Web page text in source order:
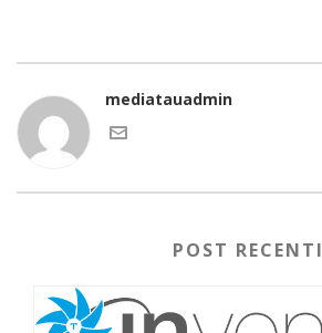
mediatauadmin
POST RECENTI